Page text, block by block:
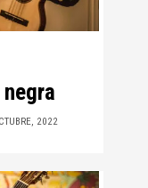
2022